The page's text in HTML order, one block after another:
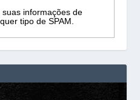
informações de
tipo de SPAM.